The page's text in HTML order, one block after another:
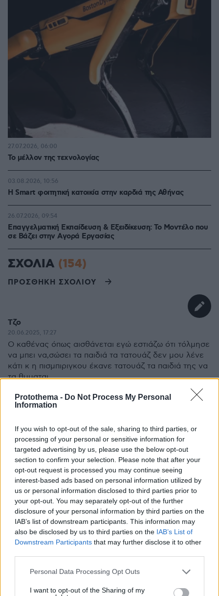
Protothema - Do Not Process My Personal
Information
If you wish to opt-out of the sale, sharing to third parties, or
processing of your personal or sensitive information for
targeted advertising by us, please use the below opt-out
section to confirm your selection. Please note that after your
opt-out request is processed you may continue seeing
interest-based ads based on personal information utilized by
us or personal information disclosed to third parties prior to
your opt-out. You may separately opt-out of the further
disclosure of your personal information by third parties on the
IAB’s list of downstream participants. This information may
also be disclosed by us to third parties on the IAB’s List of
Downstream Participants that may further disclose it to other
Please note that this website/app uses one or more Google
not limited to your visit or usage behaviour. You may click to
Personal Data Processing Opt Outs
I want to opt-out of the Sharing of my
Το μέλλον της τεχνολογίας
27.07.2026, 06:00
Η Smart φοιτητική κατοικία στην καρδιά της Αθήνας
03.08.2026, 10:56
Επαγγελματική Εκπαίδευση & Εξειδίκευση: Το Mοντέλο που
σε Bάζει στην Aγορά Eργασίας
26.07.2026, 09:54
ΣΧΟΛΙΑ (154)
ΠΡΟΣΘΗΚΗ ΣΧΟΛΙΟΥ
Τζο
20.06.2025, 17:27
Ο καθένας όπως αισθάνεται εγώ εστιάζω ότι τόλμησε
να μπει να,σώσει τα παιδιά τα τατουάζ δεν μου λένε
κάτι κ η πισμπιριγκου έκανε τατουάζ τα παιδιά της να
τα θυμαται
19.06.2025, 20:41
Ένα έχω να σας πω, και θα το πω με μια παροιμία που
λέει ο σοφός Λαός: Όσα δε φτάνει η αλεπού τα κάνει
κρεμαστάρια
ΑΠΑΝΤΗΣΗ
@
Το να παρουσιάζει τον εαυτό του ως body builder
άγγελο, δείχνει πως κάτι δεν πάει καθόλου καλά στο
που βιάστηκε να κάνει ένα τέτοιο μακάβριο τατουάζ.
τατουάζ τις μορφές των παιδιών δε νομίζω πως